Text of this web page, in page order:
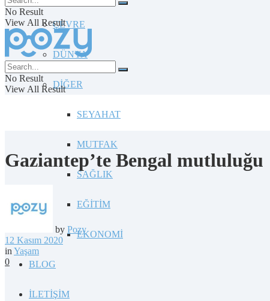
ÇEVRE
DÜNYA
DİĞER
SEYAHAT
MUTFAK
SAĞLIK
EĞİTİM
EKONOMİ
BLOG
İLETİŞİM
No Result
View All Result
No Result
View All Result
Gaziantep’te Bengal mutluluğu
by Pozy
12 Kasım 2020
in Yaşam
0